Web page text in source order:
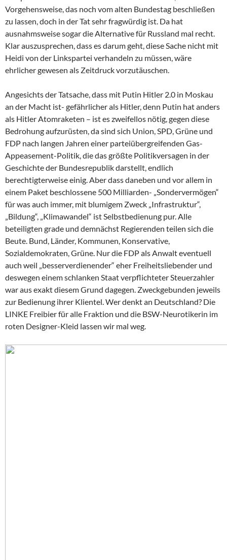
Vorgehensweise, das noch vom alten Bundestag beschließen
zu lassen, doch in der Tat sehr fragwürdig ist. Da hat
ausnahmsweise sogar die Alternative für Russland mal recht.
Klar auszusprechen, dass es darum geht, diese Sache nicht mit
Heidi von der Linkspartei verhandeln zu müssen, wäre
ehrlicher gewesen als Zeitdruck vorzutäuschen.
Angesichts der Tatsache, dass mit Putin Hitler 2.0 in Moskau
an der Macht ist- gefährlicher als Hitler, denn Putin hat anders
als Hitler Atomraketen – ist es zweifellos nötig, gegen diese
Bedrohung aufzurüsten, da sind sich Union, SPD, Grüne und
FDP nach langen Jahren einer parteiübergreifenden Gas-
Appeasement-Politik, die das größte Politikversagen in der
Geschichte der Bundesrepublik darstellt, endlich
berechtigterweise einig. Aber dass daneben und vor allem in
einem Paket beschlossene 500 Milliarden- „Sondervermögen“
für was auch immer, mit blumigem Zweck „Infrastruktur“,
„Bildung“, „Klimawandel“ ist Selbstbedienung pur. Alle
beteiligten grade und demnächst Regierenden teilen sich die
Beute. Bund, Länder, Kommunen, Konservative,
Sozialdemokraten, Grüne. Nur die FDP als Anwalt eventuell
auch weil „besserverdienender“ eher Freiheitsliebender und
deswegen einem schlanken Staat verpflichteter Steuerzahler
war aus exakt diesem Grund dagegen. Zweckgebunden jeweils
zur Bedienung ihrer Klientel. Wer denkt an Deutschland? Die
LINKE Freibier für alle Fraktion und die BSW-Neurotikerin im
roten Designer-Kleid lassen wir mal weg.